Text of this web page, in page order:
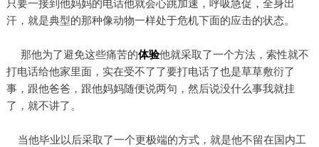
汗，就是典型的那种像动物一样处于危机下面的应击的状态。
那他为了避免这些痛苦的体验他就采取了一个方法，索性就不
打电话给他家里面，实在受不了了要打电话了也是草草敷衍了
事，跟他爸爸，跟他妈妈随便说两句，然后说没什么事我就挂
了，就不讲了。
当他毕业以后采取了一个更极端的方式，就是他不留在国内工